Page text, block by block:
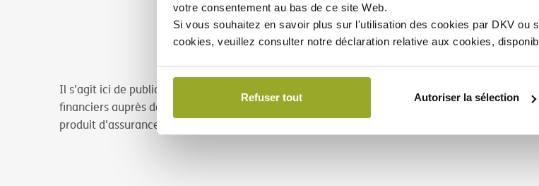
votre consentement au bas de ce site Web.
Si vous souhaitez en savoir plus sur l'utilisation des cookies par DKV ou
cookies, veuillez consulter notre déclaration relative aux cookies,
Refuser tout Autoriser la sélection
En savoir plus
Il s'agit ici de publicité au sens de l'arrêté royal du 25 avril 2014 imposant certaines
financiers auprès des clients de détail. Pour plus d'information et avant de souscrire à l’un
produit d'assurance (IPID).